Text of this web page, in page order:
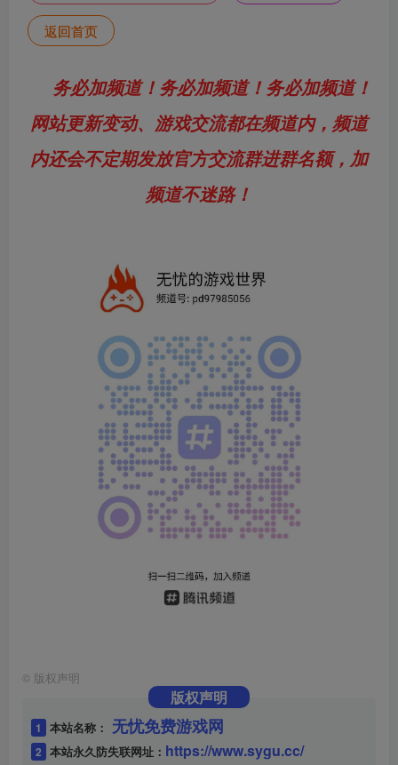
返回首页
务必加频道！务必加频道！务必加频道！
网站更新变动、游戏交流都在频道内，频道
内还会不定期发放官方交流群进群名额，加
频道不迷路！
© 版权声明
版权声明
1 本站名称： 无忧免费游戏网
2 本站永久防失联网址： https://www.sygu.cc/